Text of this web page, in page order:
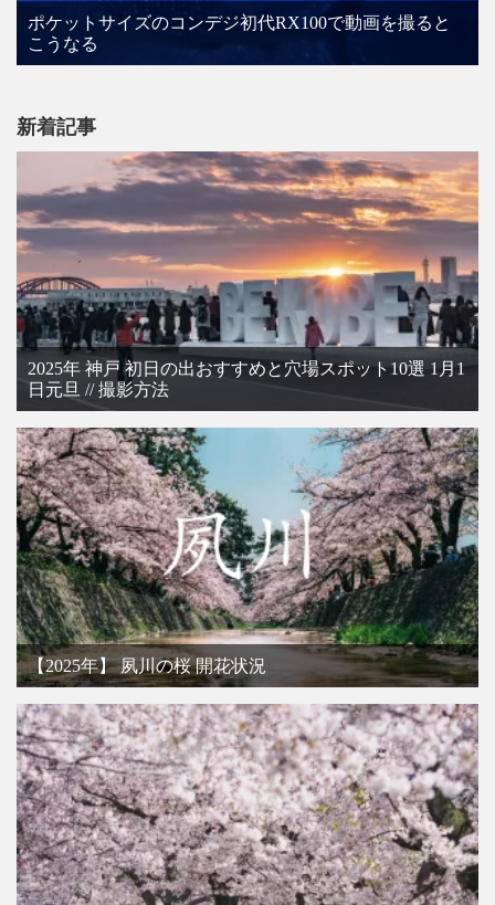
ポケットサイズのコンデジ初代RX100で動画を撮ると
こうなる
新着記事
2025年 神戸 初日の出おすすめと穴場スポット10選 1月1
日元旦 // 撮影方法
【2025年】 夙川の桜 開花状況